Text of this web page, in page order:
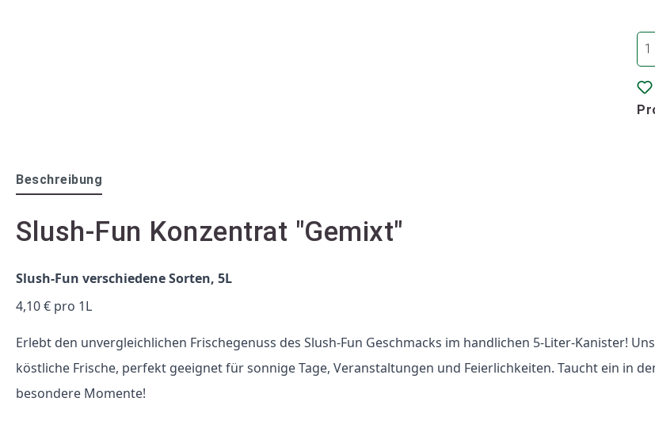
Beschreibung
Slush-Fun Konzentrat "Gemixt"
Slush-Fun verschiedene Sorten, 5L
4,10 € pro 1L
Erlebt den unvergleichlichen Frischegenuss des Slush-Fun Geschmacks im handlichen 5-Liter-Kanister!
köstliche Frische, perfekt geeignet für sonnige Tage, Veranstaltungen und Feierlichkeiten. Taucht ein in
besondere Momente!